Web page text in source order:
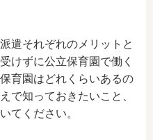
遣それぞれのメリットと
けずに公立保育園で働く
育園はどれくらいあるの
で知っておきたいこと、
てください。